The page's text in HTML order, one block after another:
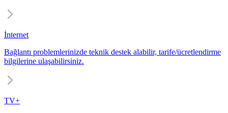
İnternet
Bağlantı problemlerinizde teknik destek alabilir, tarife/ücretlendirme
bilgilerine ulaşabilirsiniz.
TV+